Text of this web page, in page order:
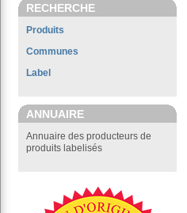
RECHERCHE
Produits
Communes
Label
ANNUAIRE
Annuaire des producteurs de
produits labelisés